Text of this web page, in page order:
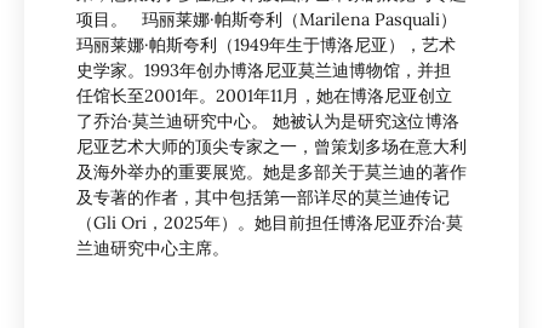
项目。 玛丽莱娜·帕斯夸利（Marilena Pasquali）
玛丽莱娜·帕斯夸利（1949年生于博洛尼亚），艺术
史学家。1993年创办博洛尼亚莫兰迪博物馆，并担
任馆长至2001年。2001年11月，她在博洛尼亚创立
了乔治·莫兰迪研究中心。 她被认为是研究这位博洛
尼亚艺术大师的顶尖专家之一，曾策划多场在意大利
及海外举办的重要展览。她是多部关于莫兰迪的著作
及专著的作者，其中包括第一部详尽的莫兰迪传记
（Gli Ori，2025年）。她目前担任博洛尼亚乔治·莫
兰迪研究中心主席。